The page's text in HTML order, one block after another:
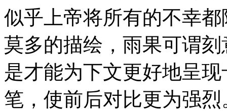
似乎上帝将所有的不幸
莫多的描绘，雨果可谓
是才能为下文更好地呈
笔，使前后对比更为强烈